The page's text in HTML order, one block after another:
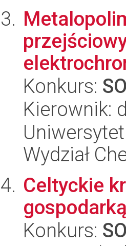
Konkurs:
Kierownik:
Wydział
Celtyckie
Konkurs: